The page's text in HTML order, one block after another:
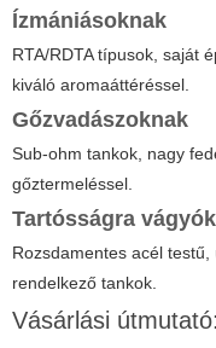
Ízmániásoknak
RTA/RDTA típusok, saját
kiváló aromaáttéréssel.
Gőzvadászoknak
Sub-ohm tankok, nagy
gőztermeléssel.
Tartósságra
Rozsdamentes acél
rendelkező tankok.
Vásárlási